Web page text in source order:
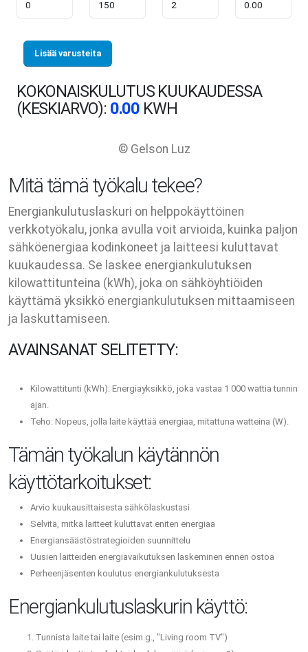
Lisää varusteita
KOKONAISKULUTUS KUUKAUDESSA
(KESKIARVO): 0.00 KWH
© Gelson Luz
Mitä tämä työkalu tekee?
Energiankulutuslaskuri on helppokäyttöinen
verkkotyökalu, jonka avulla voit arvioida, kuinka paljon
sähköenergiaa kodinkoneet ja laitteesi kuluttavat
kuukaudessa. Se laskee energiankulutuksen
kilowattitunteina (kWh), joka on sähköyhtiöiden
käyttämä yksikkö energiankulutuksen mittaamiseen
ja laskuttamiseen.
AVAINSANAT SELITETTY:
Kilowattitunti (kWh): Energiayksikkö, joka vastaa 1 000 wattia tunnin
ajan.
Teho: Nopeus, jolla laite käyttää energiaa, mitattuna watteina (W).
Tämän työkalun käytännön
käyttötarkoitukset:
Arvio kuukausittaisesta sähkölaskustasi
Selvitä, mitkä laitteet kuluttavat eniten energiaa
Energiansäästöstrategioiden suunnittelu
Uusien laitteiden energiavaikutuksen laskeminen ennen ostoa
Perheenjäsenten koulutus energiankulutuksesta
Energiankulutuslaskurin käyttö:
Tunnista laite tai laite (esim.g., "Living room TV")